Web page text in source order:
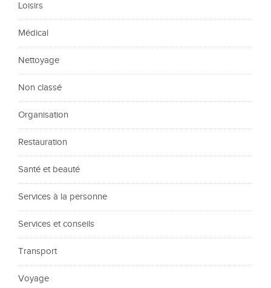
Loisirs
Médical
Nettoyage
Non classé
Organisation
Restauration
Santé et beauté
Services à la personne
Services et conseils
Transport
Voyage